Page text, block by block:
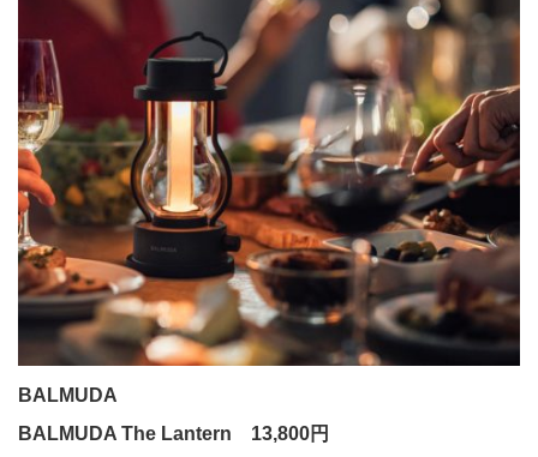
BALMUDA
BALMUDA The Lantern 13,800円